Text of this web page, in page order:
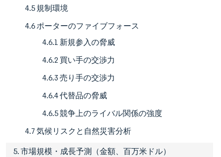
4.5 規制環境
4.6 ポーターのファイブフォース
4.6.1 新規参入の脅威
4.6.2 買い手の交渉力
4.6.3 売り手の交渉力
4.6.4 代替品の脅威
4.6.5 競争上のライバル関係の強度
4.7 気候リスクと自然災害分析
5. 市場規模・成長予測（金額、百万米ドル）